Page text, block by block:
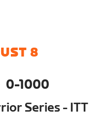
8
0-1000
Series - ITT